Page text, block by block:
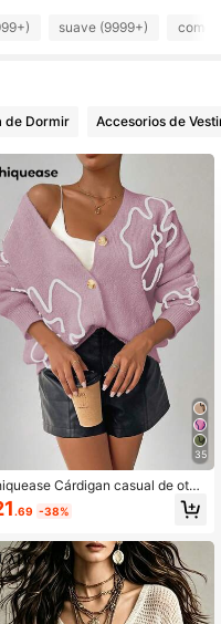
suave (9999+) como
de Dormir Accesorios de
35
Cárdigan casual de otoñ
con mangas raglán para mujer
.69 -38%